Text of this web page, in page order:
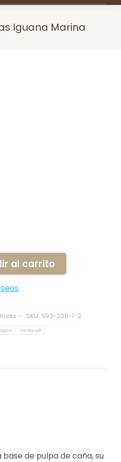
Iguana Marina
al carrito
SKU: 593-230-1-2
notepad
de pulpa de caña, su